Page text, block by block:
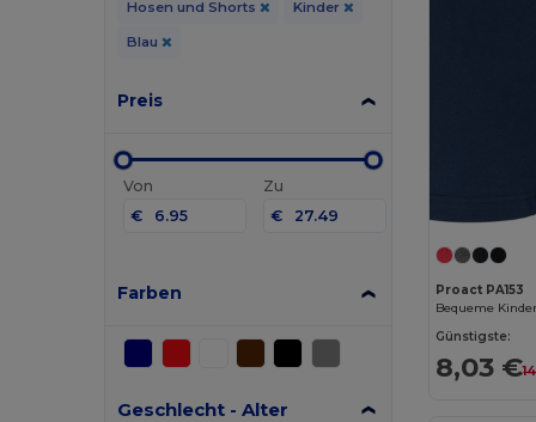
Hosen und Shorts Kinder
Blau
Preis
Von
€
Zu
€
Farben
Geschlecht - Alter
Proact PA153
Günstigste:
8,03 €